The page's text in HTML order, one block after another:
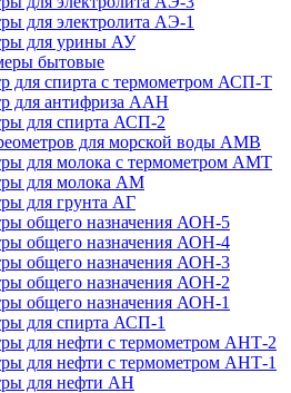
для электролита АЭ-1
для урины АУ
бытовые
для спирта с термометром АСП-Т
для антифриза ААН
для спирта АСП-2
для морской воды АМВ
для молока с термометром АМТ
для молока АМ
для грунта АГ
общего назначения АОН-5
общего назначения АОН-4
общего назначения АОН-3
общего назначения АОН-2
общего назначения АОН-1
для спирта АСП-1
для нефти с термометром АНТ-2
для нефти с термометром АНТ-1
для нефти АН